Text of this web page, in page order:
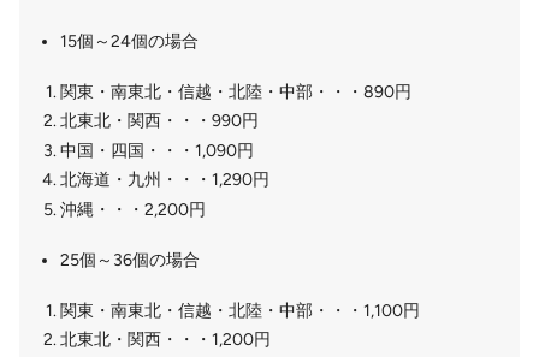
15個～24個の場合
関東・南東北・信越・北陸・中部・・・890円
北東北・関西・・・990円
中国・四国・・・1,090円
北海道・九州・・・1,290円
沖縄・・・2,200円
25個～36個の場合
関東・南東北・信越・北陸・中部・・・1,100円
北東北・関西・・・1,200円